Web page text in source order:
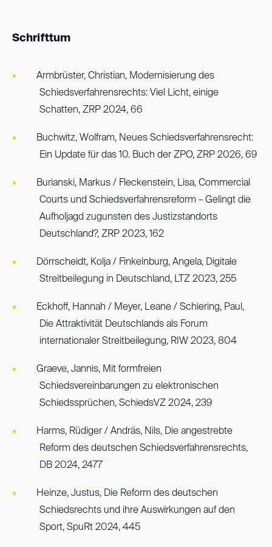
Schrifttum
Armbrüster, Christian, Modernisierung des
Schiedsverfahrensrechts: Viel Licht, einige
Schatten, ZRP 2024, 66
Buchwitz, Wolfram, Neues Schiedsverfahrensrecht:
Ein Update für das 10. Buch der ZPO, ZRP 2026, 69
Burianski, Markus / Fleckenstein, Lisa, Commercial
Courts und Schiedsverfahrensreform – Gelingt die
Aufholjagd zugunsten des Justizstandorts
Deutschland?, ZRP 2023, 162
Dörrscheidt, Kolja / Finkelnburg, Angela, Digitale
Streitbeilegung in Deutschland, LTZ 2023, 255
Eckhoff, Hannah / Meyer, Leane / Schiering, Paul,
Die Attraktivität Deutschlands als Forum
internationaler Streitbeilegung, RIW 2023, 804
Graeve, Jannis, Mit formfreien
Schiedsvereinbarungen zu elektronischen
Schiedssprüchen, SchiedsVZ 2024, 239
Harms, Rüdiger / Andräs, Nils, Die angestrebte
Reform des deutschen Schiedsverfahrensrechts,
DB 2024, 2477
Heinze, Justus, Die Reform des deutschen
Schiedsrechts und ihre Auswirkungen auf den
Sport, SpuRt 2024, 445